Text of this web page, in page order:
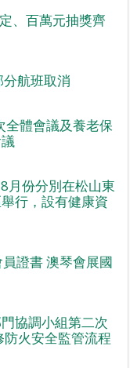
、百萬元抽獎齊
航班取消
體會議及養老保
月份分別在松山東
行，設有健康資
證書 澳琴會展國
協調小組第二次
火安全監管流程